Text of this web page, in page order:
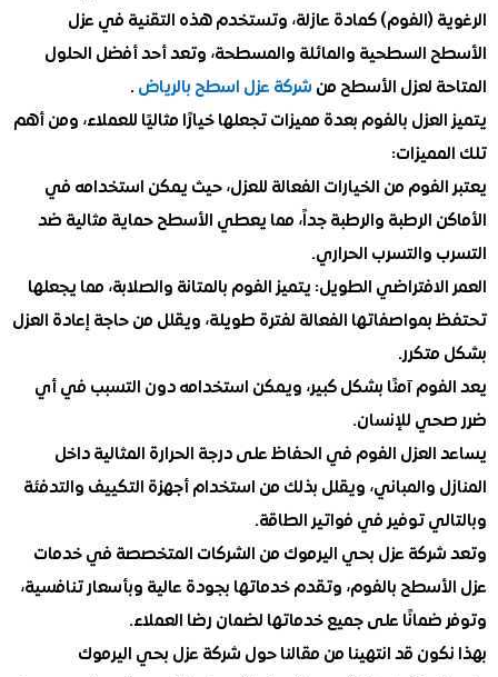
(الفوم) كمادة عازلة، وتستخدم هذه التقنية في عزل
السطحية والمائلة والمسطحة، وتعد أحد أفضل الحلول
لعزل الأسطح منشركة عزل اسطح بالرياض .
بالفوم بعدة مميزات تجعلها خيارًا مثاليًا للعملاء، ومن أهم
من الخيارات الفعالة للعزل، حيث يمكن استخدامه في
الرطبة والرطبة جداً، مما يعطي الأسطح حماية مثالية ضد
والتسرب الحراري.
الطويل: يتميز الفوم بالمتانة والصلابة، مما يجعلها
الفعالة لفترة طويلة، ويقلل من حاجة إعادة العزل
آمنًا بشكل كبير، ويمكن استخدامه دون التسبب في أي
للإنسان.
الفوم في الحفاظ على درجة الحرارة المثالية داخل
والمباني، ويقلل بذلك من استخدام أجهزة التكييف والتدفئة
توفير في فواتير الطاقة.
عزل بحي اليرموك من الشركات المتخصصة في خدمات
بالفوم، وتقدم خدماتها بجودة عالية وبأسعار تنافسية،
على جميع خدماتها لضمان رضا العملاء.
قد انتهينا من مقالنا حول شركة عزل بحي اليرموك